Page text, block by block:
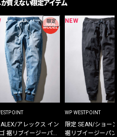
買えない限定アイテム
限定
ALEX/アレックス イン
裾リブイージーパン
NEW
WP WESTPOINT
限定 SEAN/ショー
裾リブイージーパ